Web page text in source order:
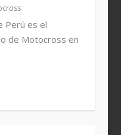
Perú es el
de Motocross en